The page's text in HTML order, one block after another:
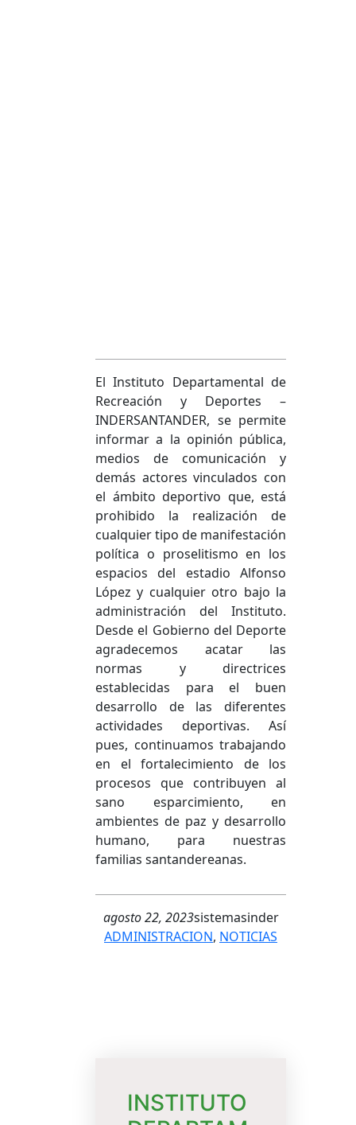
El Instituto Departamental de
Recreación y Deportes –
INDERSANTANDER, se permite
informar a la opinión pública,
medios de comunicación y
demás actores vinculados con
el ámbito deportivo que, está
prohibido la realización de
cualquier tipo de manifestación
política o proselitismo en los
espacios del estadio Alfonso
López y cualquier otro bajo la
administración del Instituto.
Desde el Gobierno del Deporte
agradecemos acatar las
normas y directrices
establecidas para el buen
desarrollo de las diferentes
actividades deportivas. Así
pues, continuamos trabajando
en el fortalecimiento de los
procesos que contribuyen al
sano esparcimiento, en
ambientes de paz y desarrollo
humano, para nuestras
familias santandereanas.
agosto 22, 2023sistemasinder
ADMINISTRACION, NOTICIAS
INSTITUTO